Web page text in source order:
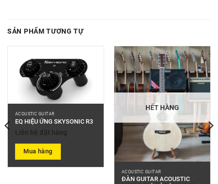
SẢN PHẨM TƯƠNG TỰ
ACOUSTIC GUITAR
EQ HIỆU ỨNG SKYSONIC R3
Liên hệ đặt hàng
Mua hàng
HẾT HÀNG
ACOUSTIC GUITAR
ĐÀN GUITAR ACOUSTIC